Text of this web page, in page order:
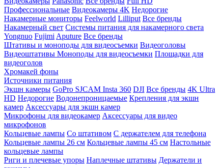
Профессиональные Видеокамеры 4K Недорогие
Накамерные мониторы Feelworld Lilliput Все бренды
Накамерный свет Системы питания для накамерного света
Yongnuo Fujimi Aputure Все бренды
Штативы и моноподы для видеосъемки Видеоголовы
Видеоштативы Моноподы для видеосъемки Площадки для
видеоголов
Хромакей фоны
Источники питания
Экшн камеры GoPro SJCAM Insta 360 DJI Все бренды 4K Ultra
HD Недорогие Водонепроницаемые Крепления для экшн
камер Аксессуары для экшн камер
Микрофоны для видеокамер Аксессуары для видео
микрофонов
Кольцевые лампы Со штативом C держателем для телефона
Кольцевые лампы 26 см Кольцевые лампы 45 см Настольные
кольцевые лампы
Риги и плечевые упоры Наплечные штативы Держатели и